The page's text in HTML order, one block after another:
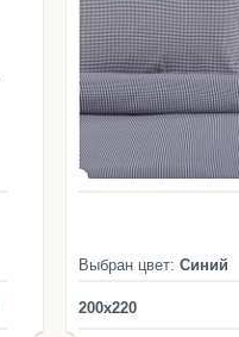
Выбран цвет:Синий
200x220